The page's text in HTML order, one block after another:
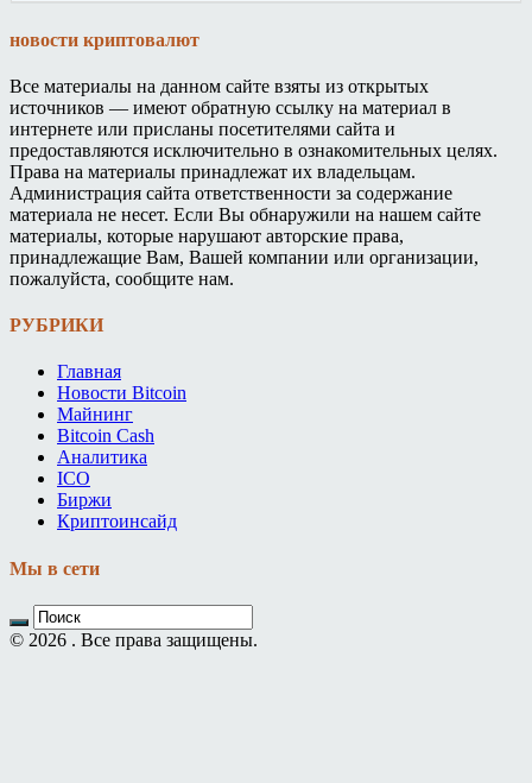
новости криптовалют
Все материалы на данном сайте взяты из открытых
источников — имеют обратную ссылку на материал в
интернете или присланы посетителями сайта и
предоставляются исключительно в ознакомительных целях.
Права на материалы принадлежат их владельцам.
Администрация сайта ответственности за содержание
материала не несет. Если Вы обнаружили на нашем сайте
материалы, которые нарушают авторские права,
принадлежащие Вам, Вашей компании или организации,
пожалуйста, сообщите нам.
РУБРИКИ
Главная
Новости Bitcoin
Майнинг
Bitcoin Cash
Аналитика
ICO
Биржи
Криптоинсайд
Мы в сети
© 2026 . Все права защищены.